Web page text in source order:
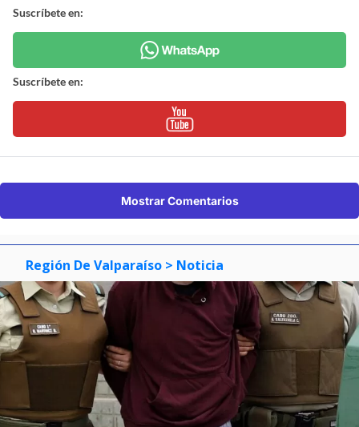
Suscríbete en:
Suscríbete en:
Mostrar Comentarios
Región De Valparaíso > Noticia